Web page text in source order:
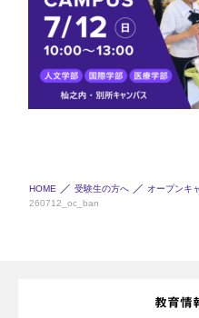
HOME 受験生の方へ オープンキ
260712_oc_ban
教育情